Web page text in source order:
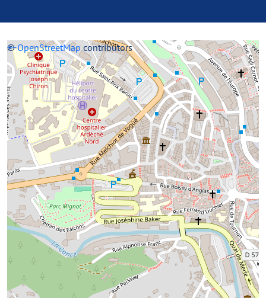
+−
©OpenStreetMapcontributors